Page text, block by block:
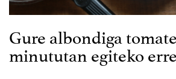
Gure albondiga
minututan egiteko